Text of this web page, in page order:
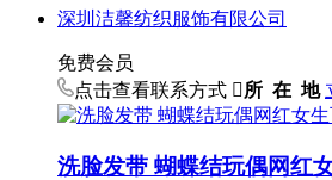
深圳洁馨纺织服饰有限公司
免费会员
点击查看联系方式 所 在 地
洗脸发带 蝴蝶结玩偶网红